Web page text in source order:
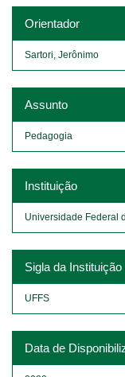
Orientador
Sartori, Jerônimo
Assunto
Pedagogia
Instituição
Universidade Federal
Sigla da Instituição
UFFS
Data de